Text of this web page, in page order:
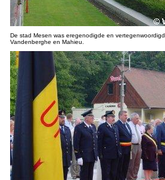
De stad Mesen was eregenodigde en
Vandenberghe en Mahieu.